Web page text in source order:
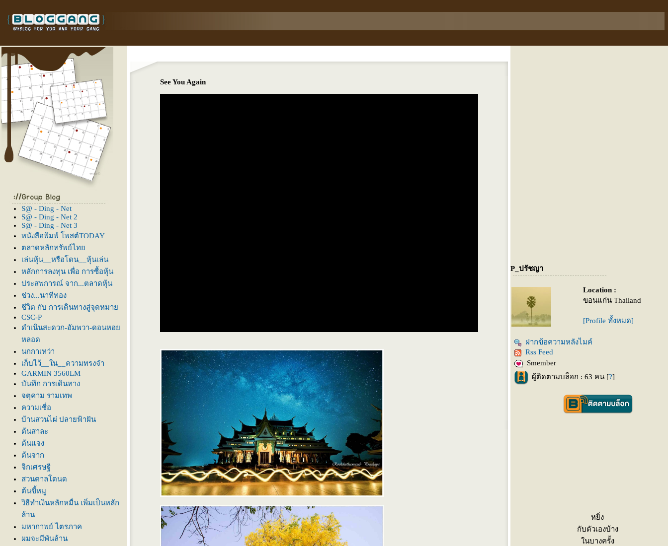
S@ - Ding - Net
S@ - Ding - Net 2
S@ - Ding - Net 3
หนังสือพิมพ์ โพสต์TODAY
ตลาดหลักทรัพย์ไท
เล่นหุ้น__หรือโดน__หุ้นเล่น
หลักการลงทุน เพื่อ การซื้อหุ้น
ประสพการณ์ จาก...ตลาดหุ้น
ช่วง...นาทีทอง
ชีวิต กับ การเดินทางสู่จุดหมา
CSC-P
ดำเนินสะดวก-อัมพวา-ดอนหอ
หลอด
นกกาเหว่า
เก็บไว้__ใน__ความทรงจำ
GARMIN 3560LM
บันทึก การเดินทาง
จตุคาม รามเทพ
ความเชื่อ
บ้านสวนไผ่ ปลายฟ้าฝัน
ต้นสาละ
ต้นแจง
ต้นจาก
จิกเศรษฐี
สวนตาลโตนด
ต้นขี้หมู
วิธีทำเงินหลักหมื่น เพิ่มเป็นหลัก
ล้าน
มหากาพย์ ไตรภาค
ผมจะมีพันล้าน
See You Again
P_ปรัชญา
Location :
ขอนแก่น Thailand
[Profile ทั้งหมด]
ฝากข้อความหลังไมค์
Rss Feed
Smember
ผู้ติดตามบล็อก : 63 คน [?]
หยิ่ง
กับตัวเองบ้าง
นบางครั้ง